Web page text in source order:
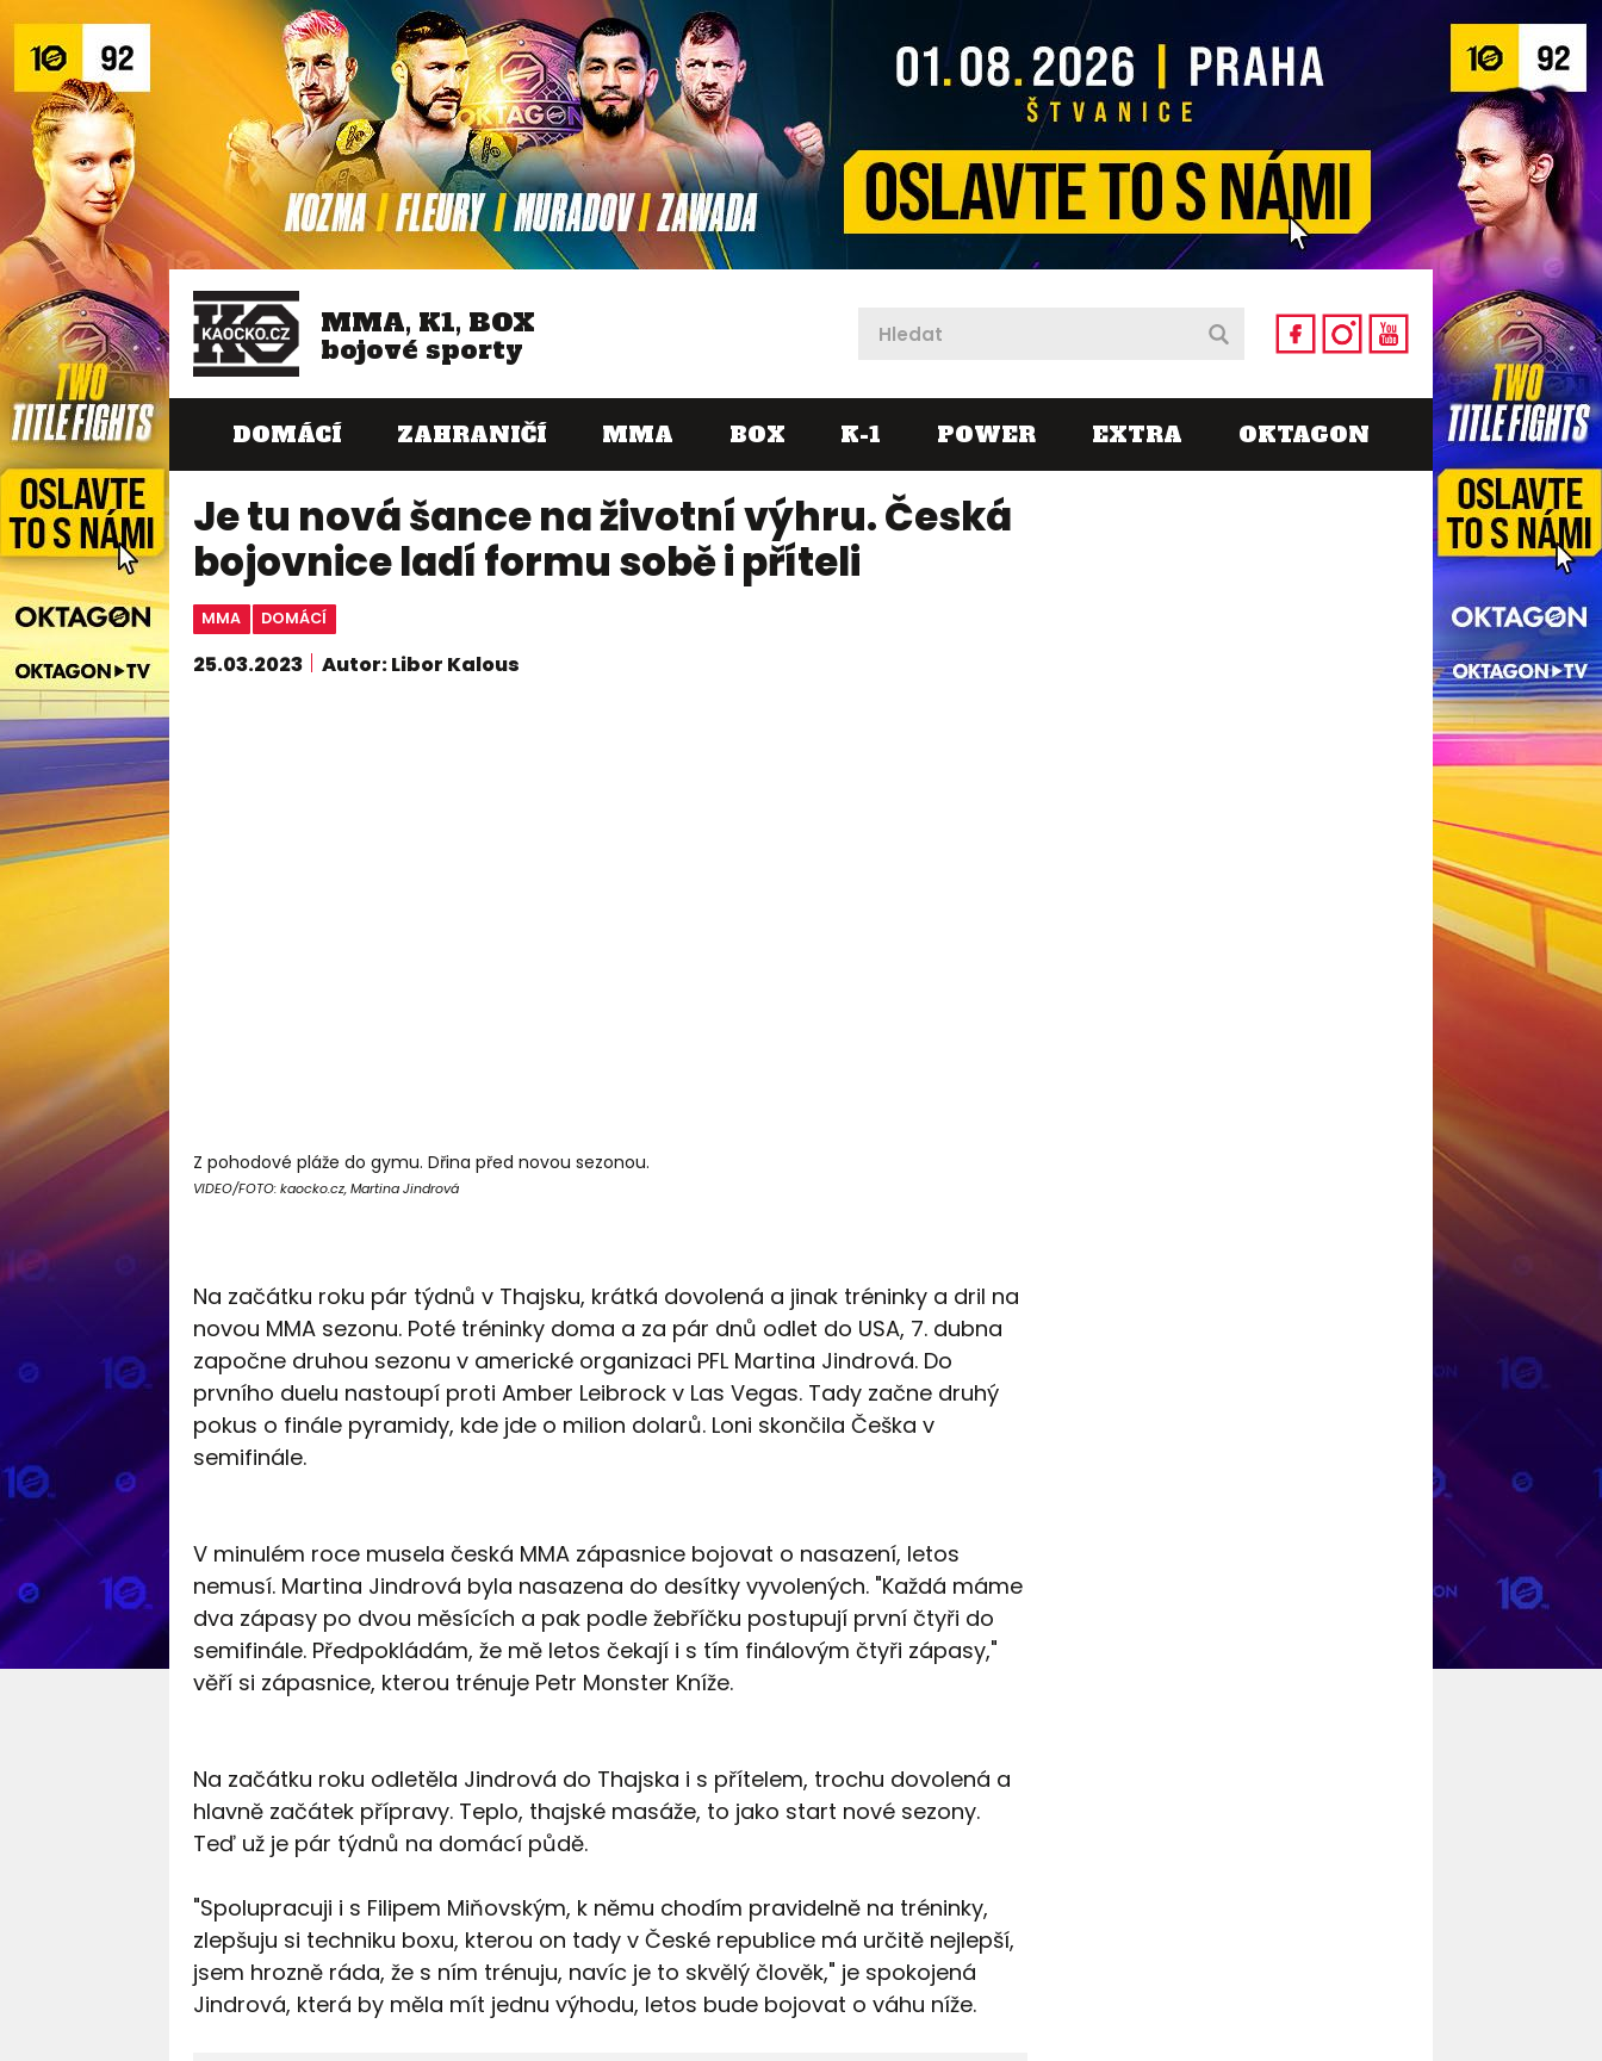
MMA, K1, BOX
bojové sporty
DOMÁCÍ ZAHRANIČÍ MMA BOX K-1 POWER EXTRA OKTAGON
Je tu nová šance na životní výhru. Česká
bojovnice ladí formu sobě i příteli
MMA DOMÁCÍ
25.03.2023 Autor: Libor Kalous
Z pohodové pláže do gymu. Dřina před novou sezonou.
VIDEO/FOTO: kaocko.cz, Martina Jindrová
Na začátku roku pár týdnů v Thajsku, krátká dovolená a jinak tréninky a dril na
novou MMA sezonu. Poté tréninky doma a za pár dnů odlet do USA, 7. dubna
započne druhou sezonu v americké organizaci PFL Martina Jindrová. Do
prvního duelu nastoupí proti Amber Leibrock v Las Vegas. Tady začne druhý
pokus o finále pyramidy, kde jde o milion dolarů. Loni skončila Češka v
semifinále.
V minulém roce musela česká MMA zápasnice bojovat o nasazení, letos
nemusí. Martina Jindrová byla nasazena do desítky vyvolených. "Každá máme
dva zápasy po dvou měsících a pak podle žebříčku postupují první čtyři do
semifinále. Předpokládám, že mě letos čekají i s tím finálovým čtyři zápasy,"
věří si zápasnice, kterou trénuje Petr Monster Kníže.
Na začátku roku odletěla Jindrová do Thajska i s přítelem, trochu dovolená a
hlavně začátek přípravy. Teplo, thajské masáže, to jako start nové sezony.
Teď už je pár týdnů na domácí půdě.
"Spolupracuji i s Filipem Miňovským, k němu chodím pravidelně na tréninky,
zlepšuju si techniku boxu, kterou on tady v České republice má určitě nejlepší,
jsem hrozně ráda, že s ním trénuju, navíc je to skvělý člověk," je spokojená
Jindrová, která by měla mít jednu výhodu, letos bude bojovat o váhu níže.